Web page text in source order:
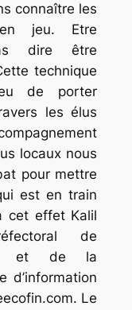
connaître les
jeu. Etre
dire être
technique
de porter
les élus
locaux nous
pour mettre
est en train
cet effet Kalil
de
et de la
d’information
Le